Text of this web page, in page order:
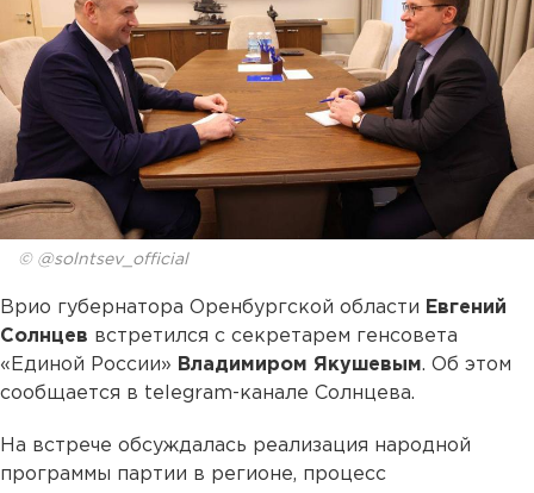
© @solntsev_official
Врио губернатора Оренбургской области Евгений
Солнцев встретился с секретарем генсовета
«Единой России» Владимиром Якушевым. Об этом
сообщается в telegram-канале Солнцева.
На встрече обсуждалась реализация народной
программы партии в регионе, процесс